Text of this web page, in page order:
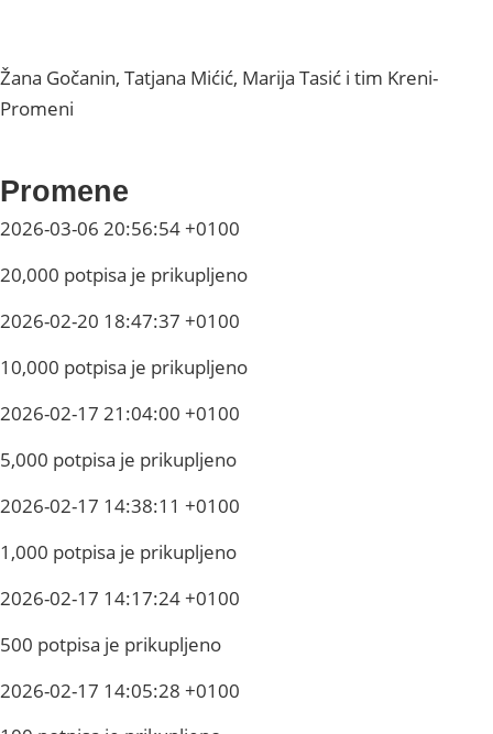
Žana Gočanin, Tatjana Mićić, Marija Tasić i tim Kreni-
Promeni
Promene
2026-03-06 20:56:54 +0100
20,000 potpisa je prikupljeno
2026-02-20 18:47:37 +0100
10,000 potpisa je prikupljeno
2026-02-17 21:04:00 +0100
5,000 potpisa je prikupljeno
2026-02-17 14:38:11 +0100
1,000 potpisa je prikupljeno
2026-02-17 14:17:24 +0100
500 potpisa je prikupljeno
2026-02-17 14:05:28 +0100